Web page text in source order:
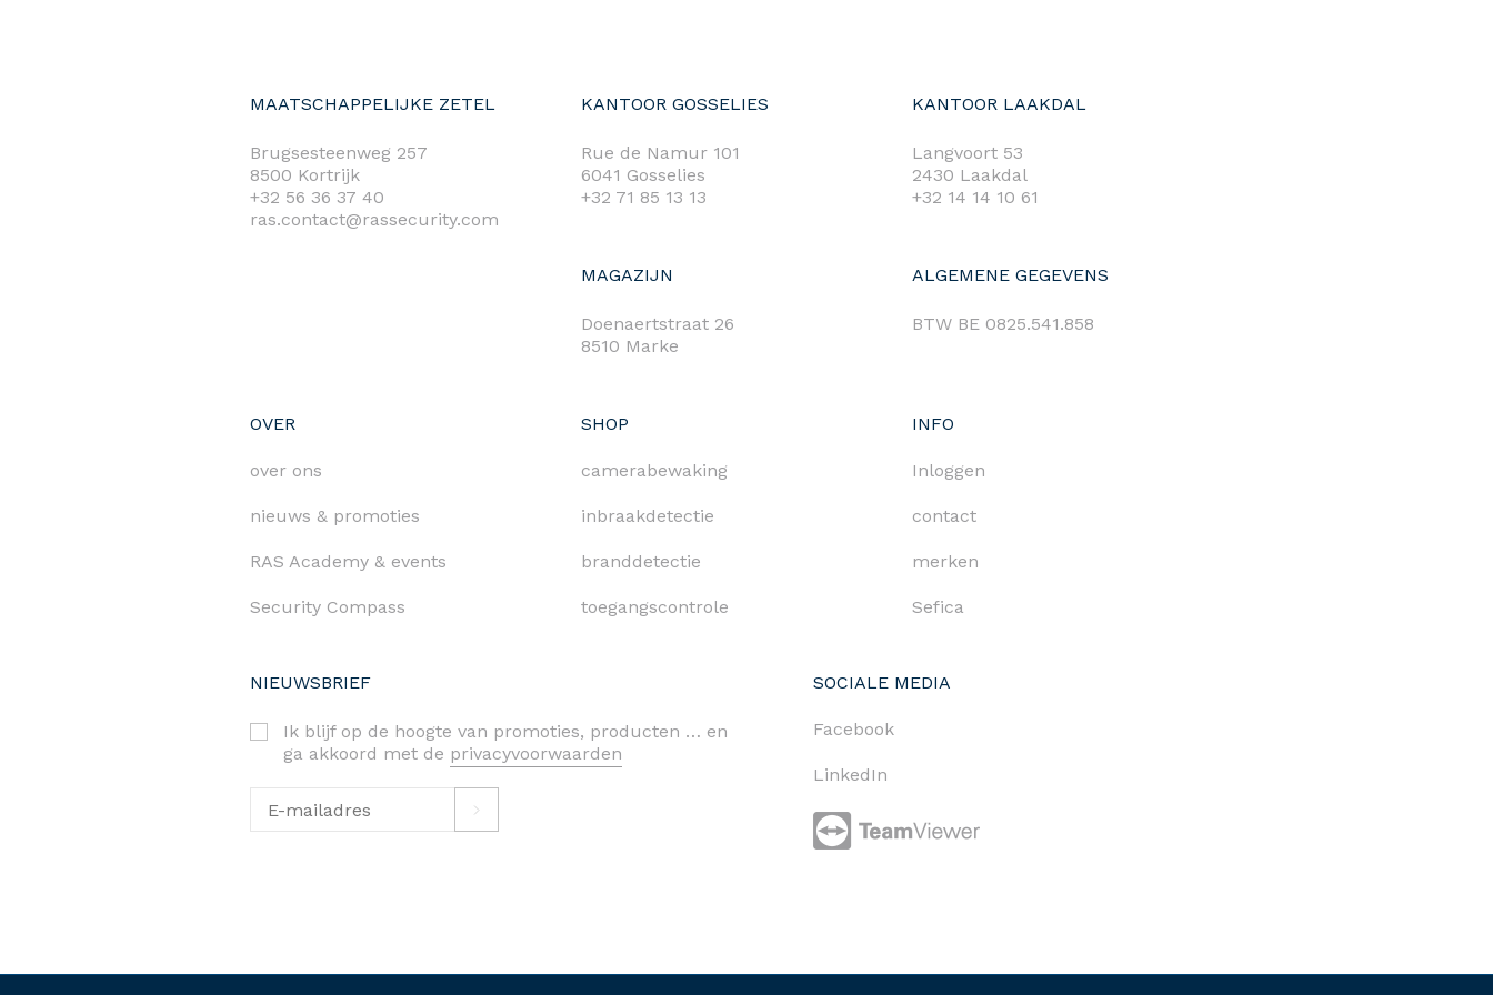
MAATSCHAPPELIJKE ZETEL
Brugsesteenweg 257
8500 Kortrijk
+32 56 36 37 40
ras.contact@rassecurity.com
KANTOOR GOSSELIES
Rue de Namur 101
6041 Gosselies
+32 71 85 13 13
KANTOOR LAAKDAL
Langvoort 53
2430 Laakdal
+32 14 14 10 61
MAGAZIJN
Doenaertstraat 26
8510 Marke
ALGEMENE GEGEVENS
BTW BE 0825.541.858
OVER
over ons
nieuws & promoties
RAS Academy & events
Security Compass
SHOP
camerabewaking
inbraakdetectie
branddetectie
toegangscontrole
INFO
Inloggen
contact
merken
Sefica
NIEUWSBRIEF
Ik blijf op de hoogte van promoties, producten … en
ga akkoord met de privacyvoorwaarden
SOCIALE MEDIA
Facebook
LinkedIn